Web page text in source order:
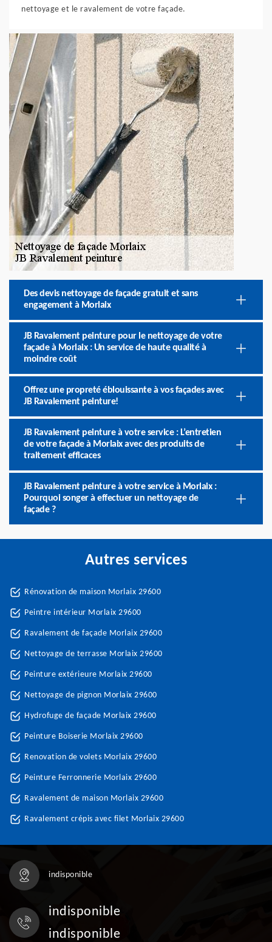
nettoyage et le ravalement de votre façade.
Des devis nettoyage de façade gratuit et sans
engagement à Morlaix
JB Ravalement peinture pour le nettoyage de votre
façade à Morlaix : Un service de haute qualité à
moindre coût
Offrez une propreté éblouissante à vos façades avec
JB Ravalement peinture!
JB Ravalement peinture à votre service : L’entretien
de votre façade à Morlaix avec des produits de
traitement efficaces
JB Ravalement peinture à votre service à Morlaix :
Pourquoi songer à effectuer un nettoyage de
façade ?
Autres services
Rénovation de maison Morlaix 29600
Peintre intérieur Morlaix 29600
Ravalement de façade Morlaix 29600
Nettoyage de terrasse Morlaix 29600
Peinture extérieure Morlaix 29600
Nettoyage de pignon Morlaix 29600
Hydrofuge de façade Morlaix 29600
Peinture Boiserie Morlaix 29600
Renovation de volets Morlaix 29600
Peinture Ferronnerie Morlaix 29600
Ravalement de maison Morlaix 29600
Ravalement crépis avec filet Morlaix 29600
indisponible
indisponible
indisponible